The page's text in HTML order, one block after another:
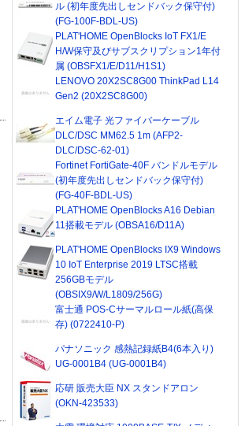
ル (初年度先出しセンドバック保守付)
(FG-100F-BDL-US)
PLAT'HOME OpenBlocks IoT FX1/E
H/W保守及びサブスクリプション1年付
属 (OBSFX1/E/D11/H1S1)
LENOVO 20X2SC8G00 ThinkPad L14
Gen2 (20X2SC8G00)
エイム電子 光ファイバーケーブル
DLC/DSC MM62.5 1m (AFP2-
DLC/DSC-62-01)
Fortinet FortiGate-40F バンドルモデル
(初年度先出しセンドバック保守付)
(FG-40F-BDL-US)
PLAT'HOME OpenBlocks A16 Debian
11搭載モデル (OBSA16/D11A)
PLAT'HOME OpenBlocks IX9 Windows
10 IoT Enterprise 2019 LTSC搭載
256GBモデル
(OBSIX9/W/L1809/256G)
富士通 POS-Cサーマルロール紙(高保
存) (0722410-P)
パナソニック 感熱記録紙B4(6本入り)
UG-0001B4 (UG-0001B4)
応研 販売大臣 NX スタンドアロン
(OKN-423533)